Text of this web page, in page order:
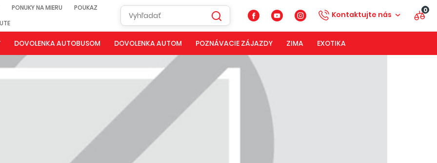
PONUKY NA MIERU
POUKAZ
Kontaktujte nás 0
DOVOLENKA AUTOBUSOM DOVOLENKA AUTOM POZNÁVACIE ZÁJAZDY ZIMA EXOTIKA